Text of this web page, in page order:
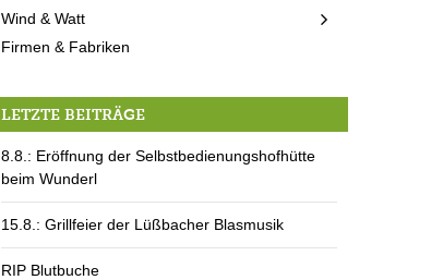
Wind & Watt
Firmen & Fabriken
LETZTE BEITRÄGE
8.8.: Eröffnung der Selbstbedienungshofhütte
beim Wunderl
15.8.: Grillfeier der Lüßbacher Blasmusik
RIP Blutbuche